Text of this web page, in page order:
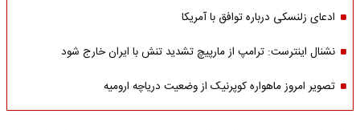
ادعای زلنسکی درباره توافق با آمریکا
نشنال اینترست: ترامپ از مارپیچ تشدید تنش با ایران خارج شود
تصویر امروز ماهواره کوپرنیک از وضعیت دریاچه ارومیه